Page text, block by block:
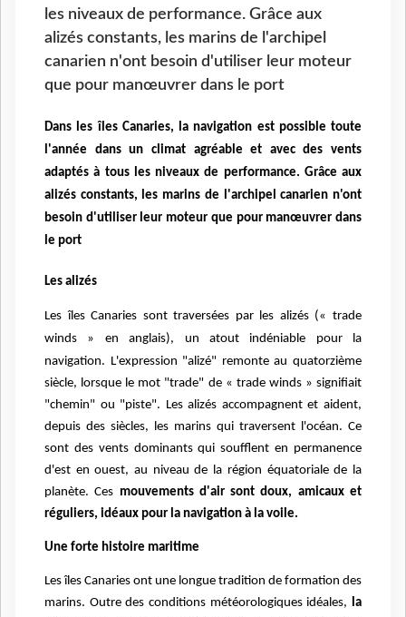
les niveaux de performance. Grâce aux
alizés constants, les marins de l'archipel
canarien n'ont besoin d'utiliser leur moteur
que pour manœuvrer dans le port
Dans les îles Canaries, la navigation est possible toute
l'année dans un climat agréable et avec des vents
adaptés à tous les niveaux de performance. Grâce aux
alizés constants, les marins de l'archipel canarien n'ont
besoin d'utiliser leur moteur que pour manœuvrer dans
le port
Les alizés
Les îles Canaries sont traversées par les alizés (« trade
winds » en anglais), un atout indéniable pour la
navigation. L'expression "alizé" remonte au quatorzième
siècle, lorsque le mot "trade" de « trade winds » signifiait
"chemin" ou "piste". Les alizés accompagnent et aident,
depuis des siècles, les marins qui traversent l'océan. Ce
sont des vents dominants qui soufflent en permanence
d'est en ouest, au niveau de la région équatoriale de la
planète. Ces mouvements d'air sont doux, amicaux et
réguliers, idéaux pour la navigation à la voile.
Une forte histoire maritime
Les îles Canaries ont une longue tradition de formation des
marins. Outre des conditions météorologiques idéales, la